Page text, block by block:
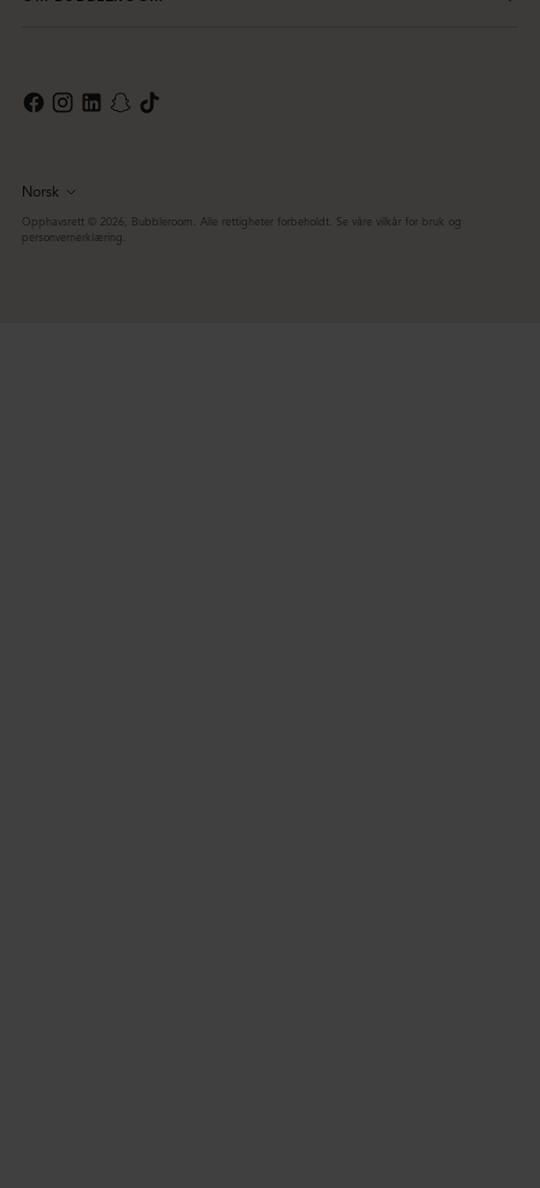
Språk
Norsk
Opphavsrett © 2026, Bubbleroom. Alle rettigheter forbeholdt. Se våre vilkår for bruk og
personvernerklæring.